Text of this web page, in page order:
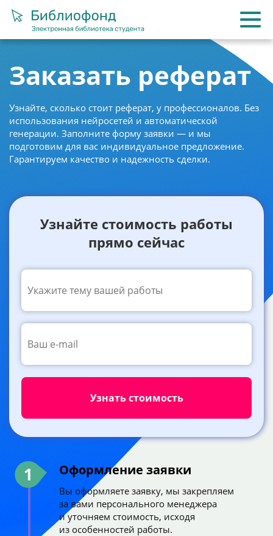
Заказать реферат
Узнайте, сколько стоит реферат, у профессионалов. Без
использования нейросетей и автоматической
генерации. Заполните форму заявки — и мы
подготовим для вас индивидуальное предложение.
Гарантируем качество и надежность сделки.
Узнайте стоимость работы
прямо сейчас
1 Оформление заявки
Вы оформляете заявку, мы закрепляем
за вами персонального менеджера
и уточняем стоимость, исходя
из особенностей работы.